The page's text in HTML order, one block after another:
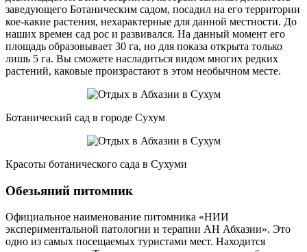
заведующего Ботаническим садом, посадил на его территории
кое-какие растения, нехарактерные для данной местности. До
наших времен сад рос и развивался. На данный момент его
площадь образовывает 30 га, но для показа открыта только
лишь 5 га. Вы сможете насладиться видом многих редких
растений, каковые произрастают в этом необычном месте.
Ботанический сад в городе Сухум
Красоты ботанического сада в Сухуми
Обезьяний питомник
Официальное наименование питомника «НИИ
экспериментальной патологии и терапии АН Абхазии». Это
одно из самых посещаемых туристами мест. Находится